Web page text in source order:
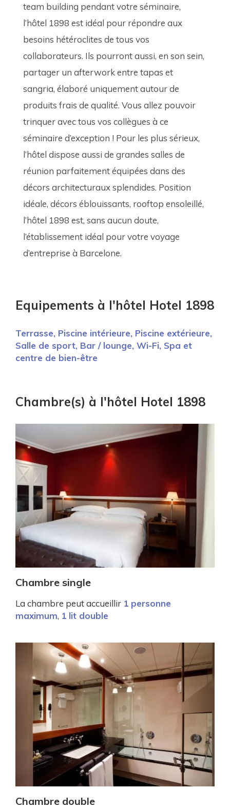
team building pendant votre séminaire,
l’hôtel 1898 est idéal pour répondre aux
besoins hétéroclites de tous vos
collaborateurs. Ils pourront aussi, en son sein,
partager un afterwork entre tapas et
sangria, élaboré uniquement autour de
produits frais de qualité. Vous allez pouvoir
trinquer avec tous vos collègues à ce
séminaire d’exception ! Pour les plus sérieux,
l’hôtel dispose aussi de grandes salles de
réunion parfaitement équipées dans des
décors architecturaux splendides. Position
idéale, décors éblouissants, rooftop ensoleillé,
l’hôtel 1898 est, sans aucun doute,
l’établissement idéal pour votre voyage
d’entreprise à Barcelone.
Equipements à l'hôtel Hotel 1898
Terrasse, Piscine intérieure, Piscine extérieure,
Salle de sport, Bar / lounge, Wi-Fi, Spa et
centre de bien-être
Chambre(s) à l'hôtel Hotel 1898
Chambre single
La chambre peut accueillir 1 personne
maximum, 1 lit double
Chambre double